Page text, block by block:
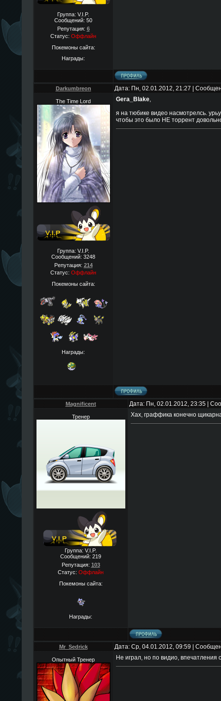
Группа: V.I.P.
Сообщений: 50
Репутация: 6
Статус: Оффлайн
Покемоны сайта:
Награды:
Darkumbreon Дата: Пн, 02.01.2012, 21:27 |
The Time Lord
Группа: V.I.P.
Сообщений: 3248
Репутация: 214
Статус: Оффлайн
Покемоны сайта:
Награды:
Gera_Blake,
я на тюбике видео насмотрелсь.
чтобы это было НЕ торрент
Magnificent Дата: Пн, 02.01.2012, 23:35 |
Тренер
Группа: V.I.P.
Сообщений: 219
Репутация: 103
Статус: Оффлайн
Покемоны сайта:
Награды:
Хах, граффика конечно
Mr_Sedrick Дата: Ср, 04.01.2012, 09:59 |
Опытный Тренер Не играл, но по видио, впечатления